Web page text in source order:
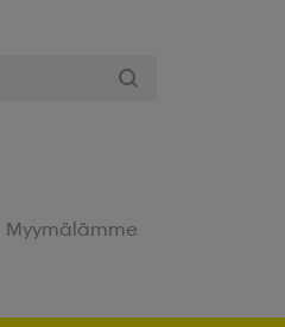
Myymälämme